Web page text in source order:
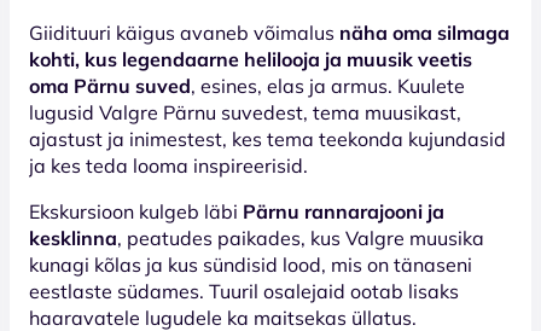
Giidituuri käigus avaneb võimalus näha oma silmaga
kohti, kus legendaarne helilooja ja muusik veetis
oma Pärnu suved, esines, elas ja armus. Kuulete
lugusid Valgre Pärnu suvedest, tema muusikast,
ajastust ja inimestest, kes tema teekonda kujundasid
ja kes teda looma inspireerisid.
Ekskursioon kulgeb läbi Pärnu rannarajooni ja
kesklinna, peatudes paikades, kus Valgre muusika
kunagi kõlas ja kus sündisid lood, mis on tänaseni
eestlaste südames. Tuuril osalejaid ootab lisaks
haaravatele lugudele ka maitsekas üllatus.